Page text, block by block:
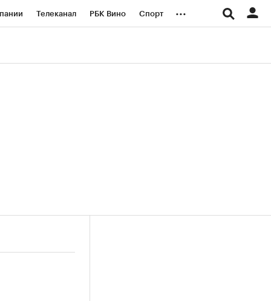
Телеканал РБК Вино Спорт ...